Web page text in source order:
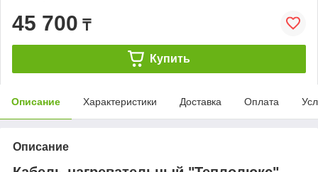
45 700 ₸
Купить
Описание Характеристики Доставка Оплата
Описание